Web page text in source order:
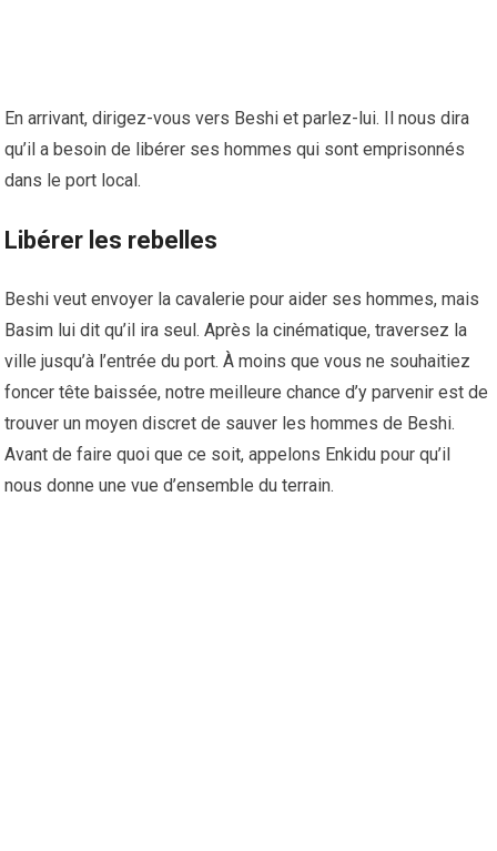
En arrivant, dirigez-vous vers Beshi et parlez-lui. Il nous dira
qu’il a besoin de libérer ses hommes qui sont emprisonnés
dans le port local.
Libérer les rebelles
Beshi veut envoyer la cavalerie pour aider ses hommes, mais
Basim lui dit qu’il ira seul. Après la cinématique, traversez la
ville jusqu’à l’entrée du port. À moins que vous ne souhaitiez
foncer tête baissée, notre meilleure chance d’y parvenir est de
trouver un moyen discret de sauver les hommes de Beshi.
Avant de faire quoi que ce soit, appelons Enkidu pour qu’il
nous donne une vue d’ensemble du terrain.